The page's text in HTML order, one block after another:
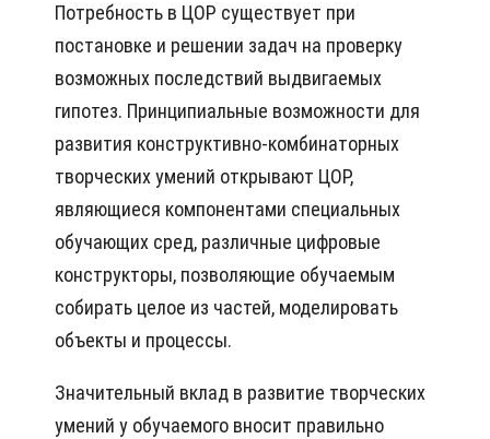
Потребность в ЦОР существует при
постановке и решении задач на проверку
возможных последствий выдвигаемых
гипотез. Принципиальные возможности для
развития конструктивно-комбинаторных
творческих умений открывают ЦОР,
являющиеся компонентами специальных
обучающих сред, различные цифровые
конструкторы, позволяющие обучаемым
собирать целое из частей, моделировать
объекты и процессы.
Значительный вклад в развитие творческих
умений у обучаемого вносит правильно